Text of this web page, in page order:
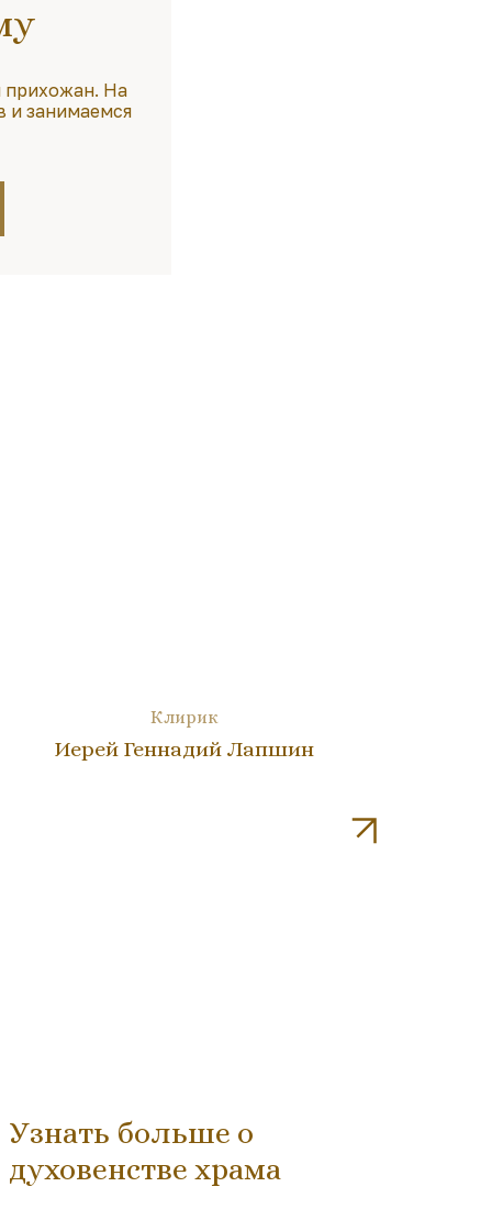
прихожан. На
и занимаемся
Клирик
Иерей Геннадий Лапшин
Узнать больше о
духовенстве храма